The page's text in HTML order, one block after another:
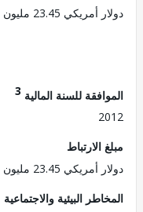
23.45 مليون
للسنة المالية3
23.45 مليون
البيئية والاجتماعية